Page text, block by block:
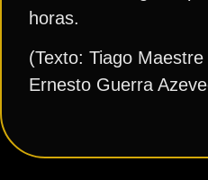
horas.
(Texto: Tiago
Ernesto Guerra